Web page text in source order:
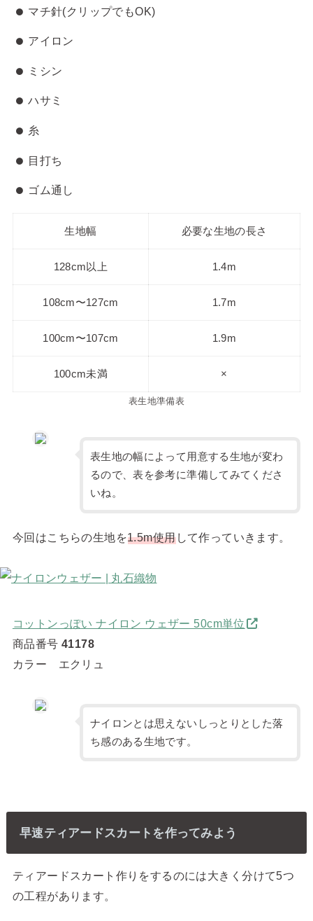
マチ針(クリップでもOK)
アイロン
ミシン
ハサミ
糸
目打ち
ゴム通し
生地幅 必要な生地の長さ
128cm以上 1.4m
108cm〜127cm 1.7m
100cm〜107cm 1.9m
100cm未満 ×
表生地準備表
表生地の幅によって用意する生地が変わ
るので、表を参考に準備してみてくださ
いね。
今回はこちらの生地を1.5m使用して作っていきます。
コットンっぽい ナイロン ウェザー 50cm単位
商品番号 41178
カラー エクリュ
ナイロンとは思えないしっとりとした落
ち感のある生地です。
早速ティアードスカートを作ってみよう
ティアードスカート作りをするのには大きく分けて5つ
の工程があります。